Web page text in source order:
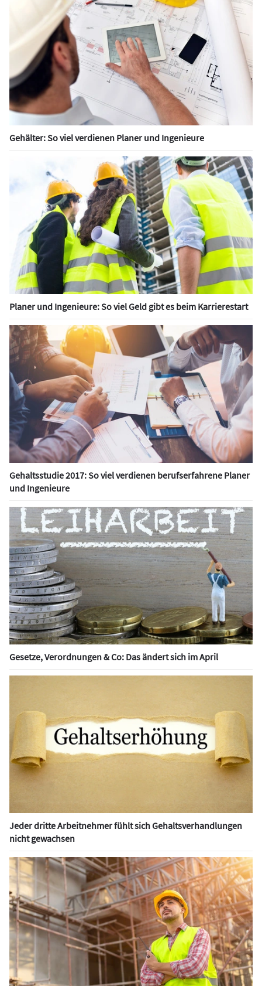
Gehälter: So viel verdienen Planer und Ingenieure
Planer und Ingenieure: So viel Geld gibt es beim Karrierestart
Gehaltsstudie 2017: So viel verdienen berufserfahrene Planer
und Ingenieure
Gesetze, Verordnungen & Co: Das ändert sich im April
Jeder dritte Arbeitnehmer fühlt sich Gehaltsverhandlungen
nicht gewachsen